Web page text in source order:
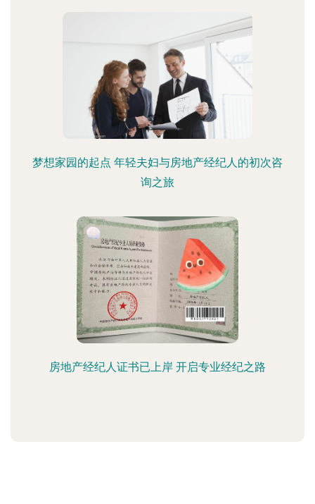
梦想家园的起点 年轻夫妇与房地产经纪人的初次咨
询之旅
房地产经纪人证书已上岸 开启专业经纪之路